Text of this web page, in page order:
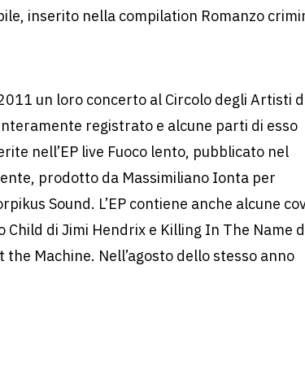
inserito nella compilation Romanzo
un loro concerto al Circolo degli Artisti
registrato e alcune parti di esso
nell’EP live Fuoco lento, pubblicato nel
prodotto da Massimiliano Ionta per
Sound. L’EP contiene anche alcune
Child di Jimi Hendrix e Killing In The Name
the Machine. Nell’agosto dello stesso anno